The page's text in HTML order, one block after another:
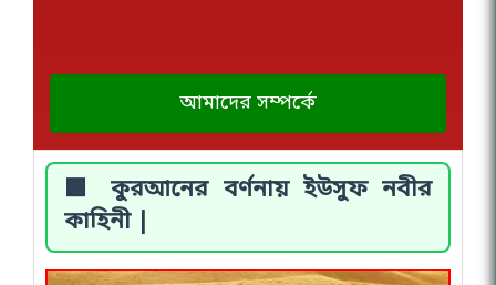
আমাদের সম্পর্কে
🟩 কুরআনের বর্ণনায় ইউসুফ নবীর
কাহিনী |